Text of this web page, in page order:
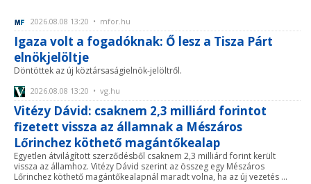
2026.08.08 13:20 • mfor.hu
Igaza volt a fogadóknak: Ő lesz a Tisza Párt
elnökjelöltje
Döntöttek az új köztársaságielnök-jelöltről.
2026.08.08 13:20 • vg.hu
Vitézy Dávid: csaknem 2,3 milliárd forintot
fizetett vissza az államnak a Mészáros
Lőrinchez köthető magántőkealap
Egyetlen átvilágított szerződésből csaknem 2,3 milliárd forint került
vissza az államhoz. Vitézy Dávid szerint az összeg egy Mészáros
Lőrinchez köthető magántőkealapnál maradt volna, ha az új vezetés ...